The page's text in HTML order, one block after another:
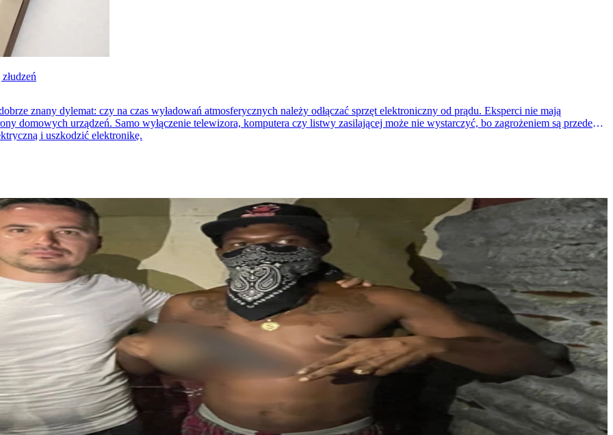
znany dylemat: czy na czas wyładowań atmosferycznych należy odłączać sprzęt elektroniczny od prądu. Eksperci nie mają
domowych urządzeń. Samo wyłączenie telewizora, komputera czy listwy zasilającej może nie wystarczyć, bo zagrożeniem są przede
i uszkodzić elektronikę.